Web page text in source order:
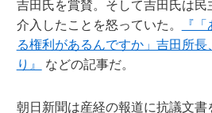
吉田氏を賞賛。そして吉田氏は民
介入したことを怒っていた。
『
る権利があるんですか」吉田所
り』
などの記事だ。
朝日新聞は産経の報道に抗議文書